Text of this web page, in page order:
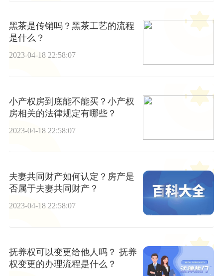
黑茶是传销吗？黑茶工艺的流程
是什么？
2023-04-18 22:58:07
小产权房到底能不能买？小产权
房相关的法律规定有哪些？
2023-04-18 22:58:07
夫妻共同财产如何认定？房产是
否属于夫妻共同财产？
2023-04-18 22:58:07
抚养权可以变更给他人吗？ 抚养
权变更的办理流程是什么？